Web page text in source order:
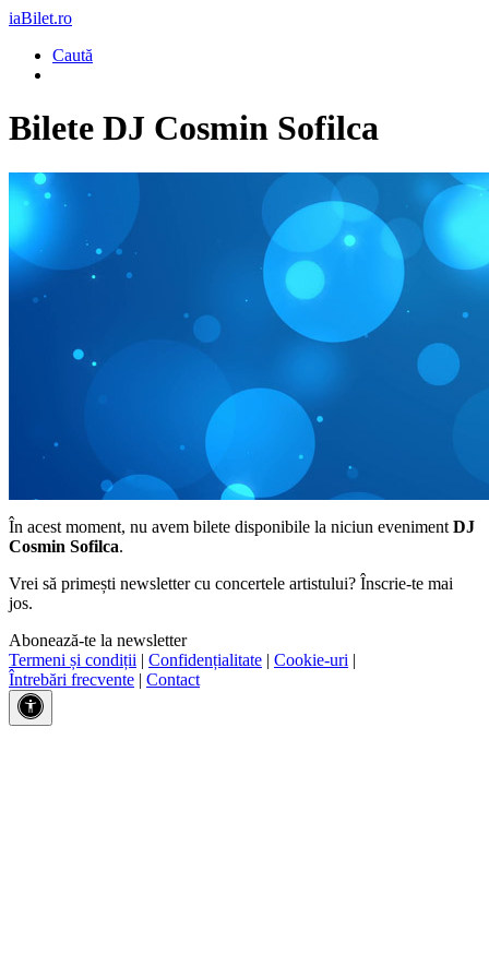
iaBilet.ro
Caută
Bilete DJ Cosmin Sofilca
În acest moment, nu avem bilete disponibile la niciun eveniment DJ
Cosmin Sofilca.
Vrei să primești newsletter cu concertele artistului? Înscrie-te mai
jos.
Abonează-te la newsletter
Termeni și condiții | Confidențialitate | Cookie-uri |
Întrebări frecvente | Contact